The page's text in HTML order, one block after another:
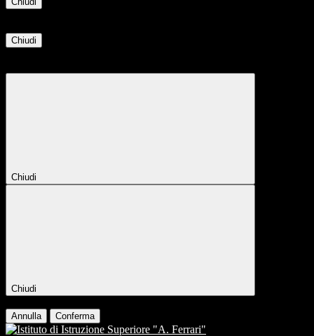
Chiudi
Chiudi
Chiudi
Annulla Conferma